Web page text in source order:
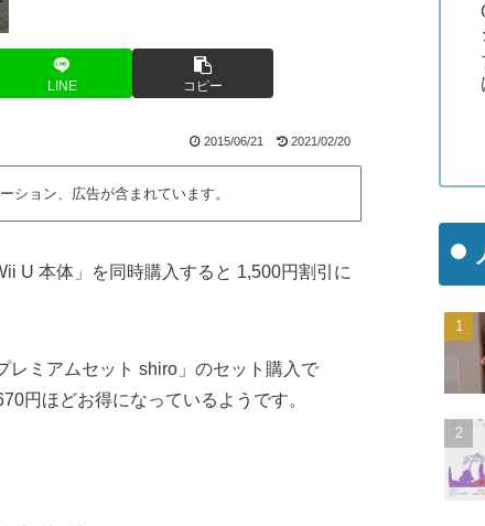
LINE コピー
2015/06/21 2021/02/20
ション、広告が含まれています。
U 本体」を同時購入すると 1,500円割引に
レミアムセット shiro」のセット購入で
円ほどお得になっているようです。